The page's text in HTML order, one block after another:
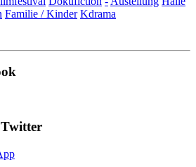
Familie / Kinder Kdrama